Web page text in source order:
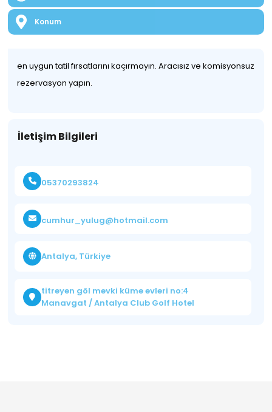
Konum
en uygun tatil fırsatlarını kaçırmayın. Aracısız ve komisyonsuz
rezervasyon yapın.
İletişim Bilgileri
05370293824
cumhur_yulug@hotmail.com
Antalya, Türkiye
titreyen göl mevki küme evleri no:4
Manavgat / Antalya Club Golf Hotel